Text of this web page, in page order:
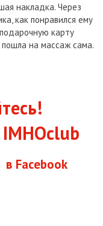
накладка. Через
как понравился ему
карту
на массаж сама.
в Facebook